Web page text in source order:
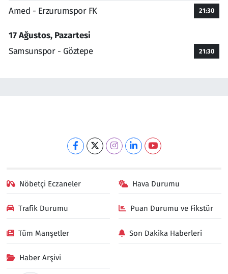
Amed - Erzurumspor FK 21:30
17 Ağustos, Pazartesi
Samsunspor - Göztepe
21:30
Nöbetçi Eczaneler Hava Durumu
Trafik Durumu Puan Durumu ve Fikstür
Tüm Manşetler Son Dakika Haberleri
Haber Arşivi